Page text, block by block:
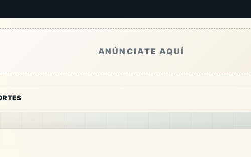
ANÚNCIATE AQUÍ